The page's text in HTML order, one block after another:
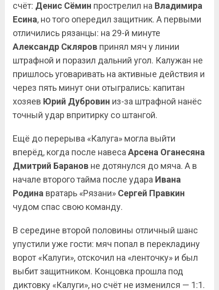
счёт: Денис Сёмин прострелил на Владимира
Есина, но того опередил защитник. А первыми
отличились рязанцы: на 29-й минуте
Александр Скляров принял мяч у линии
штрафной и поразил дальний угол. Калужан не
пришлось уговаривать на активные действия и
через пять минут они отыгрались: капитан
хозяев Юрий Дубровин из-за штрафной нанёс
точный удар впритирку со штангой.
Ещё до перерыва «Калуга» могла выйти
вперёд, когда после навеса Арсена Оганесяна
Дмитрий Баранов не дотянулся до мяча. А в
начале второго тайма после удара Ивана
Родина вратарь «Рязани» Сергей Правкин
чудом спас свою команду.
В середине второй половины отличный шанс
упустили уже гости: мяч попал в перекладину
ворот «Калуги», отскочил на «ленточку» и был
выбит защитником. Концовка прошла под
диктовку «Калуги», но счёт не изменился — 1:1.